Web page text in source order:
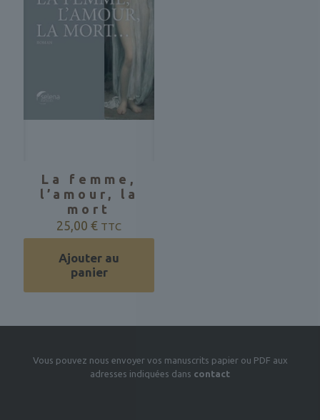
La femme,
l’amour, la
mort
25,00€ TTC
Ajouter au
panier
Vous pouvez nous envoyer vos manuscrits papier ou PDF aux
adresses indiquées dans contact